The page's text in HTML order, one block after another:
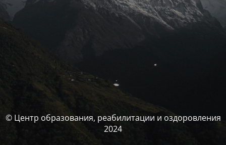
© Центр образования, реабилитации и оздоровления
2024